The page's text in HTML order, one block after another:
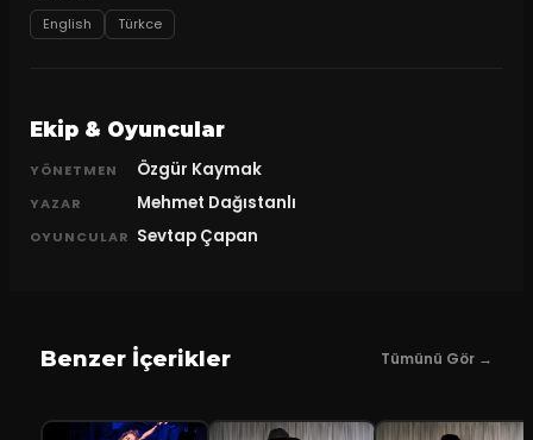
English Türkce
Ekip & Oyuncular
YÖNETMEN Özgür Kaymak
YAZAR Mehmet Dağıstanlı
OYUNCULAR Sevtap Çapan
Benzer İçerikler Tümünü Gör →